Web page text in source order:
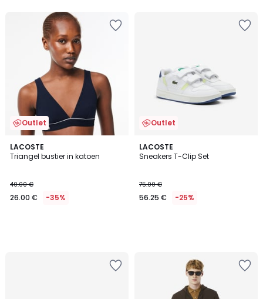
Outlet
LACOSTE
Triangel bustier in katoen
40.00 €
26.00 € -35%
Outlet
LACOSTE
Sneakers T-Clip Set
75.00 €
56.25 € -25%